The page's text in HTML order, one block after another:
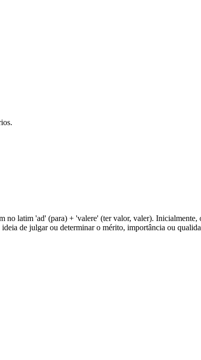
latim 'ad' (para) + 'valere' (ter valor, valer).
de julgar ou determinar o mérito, importância ou